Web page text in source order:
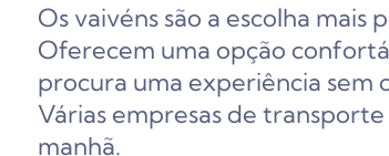
Os vaivéns são a escolha
Oferecem uma opção
procura uma experiência sem
Várias empresas de
manhã.